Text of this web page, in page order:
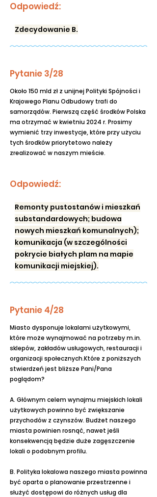
Odpowiedź:
Zdecydowanie B.
Pytanie 3/28
Około 150 mld zł z unijnej Polityki Spójności i
Krajowego Planu Odbudowy trafi do
samorządów. Pierwszą część środków Polska
ma otrzymać w kwietniu 2024 r. Prosimy
wymienić trzy inwestycje, które przy użyciu
tych środków priorytetowo należy
zrealizować w naszym mieście.
Odpowiedź:
Remonty pustostanów i mieszkań
substandardowych; budowa
nowych mieszkań komunalnych);
komunikacja (w szczególności
pokrycie białych plam na mapie
komunikacji miejskiej).
Pytanie 4/28
Miasto dysponuje lokalami użytkowymi,
które może wynajmować na potrzeby m.in.
sklepów, zakładów usługowych, restauracji i
organizacji społecznych.Które z poniższych
stwierdzeń jest bliższe Pani/Pana
poglądom?
A. Głównym celem wynajmu miejskich lokali
użytkowych powinno być zwiększanie
przychodów z czynszów. Budżet naszego
miasta powinien rosnąć, nawet jeśli
konsekwencją będzie duże zagęszczenie
lokali o podobnym profilu.
B. Polityka lokalowa naszego miasta powinna
być oparta o planowanie przestrzenne i
służyć dostępowi do różnych usług dla